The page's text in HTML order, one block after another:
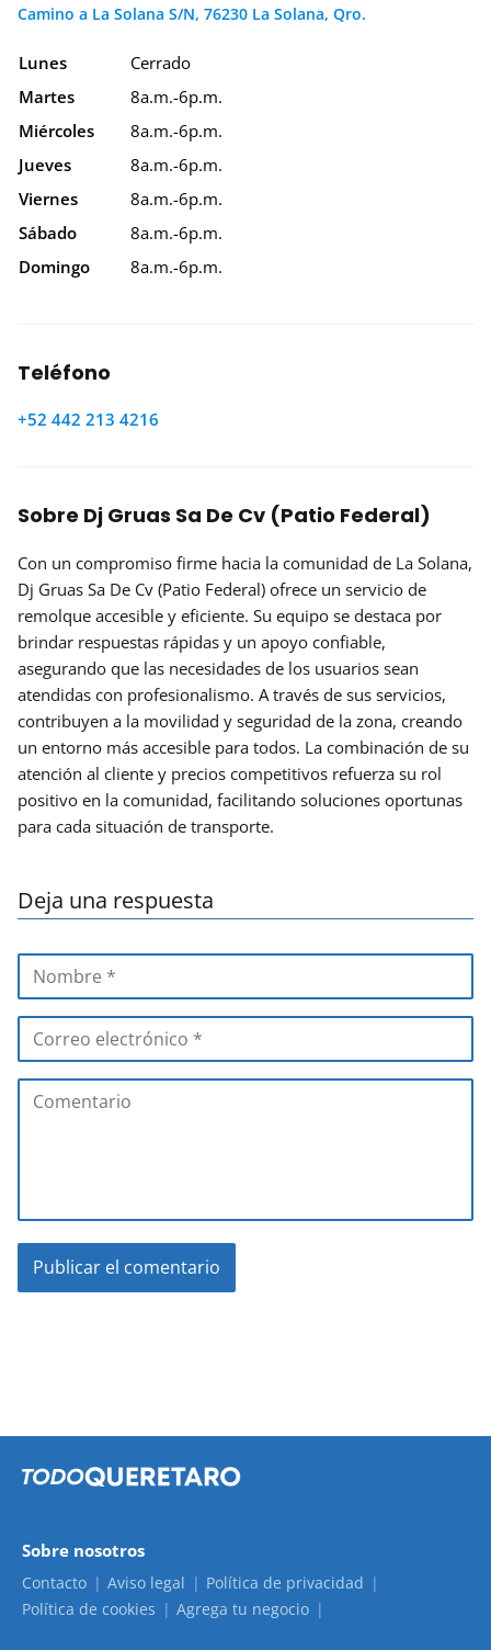
Camino a La Solana S/N, 76230 La Solana, Qro.
Lunes
Cerrado
Martes
8a.m.-6p.m.
Miércoles
8a.m.-6p.m.
Jueves
8a.m.-6p.m.
Viernes
8a.m.-6p.m.
Sábado
8a.m.-6p.m.
Domingo
8a.m.-6p.m.
Teléfono
+52 442 213 4216
Sobre Dj Gruas Sa De Cv (Patio Federal)
Con un compromiso firme hacia la comunidad de La Solana,
Dj Gruas Sa De Cv (Patio Federal) ofrece un servicio de
remolque accesible y eficiente. Su equipo se destaca por
brindar respuestas rápidas y un apoyo confiable,
asegurando que las necesidades de los usuarios sean
atendidas con profesionalismo. A través de sus servicios,
contribuyen a la movilidad y seguridad de la zona, creando
un entorno más accesible para todos. La combinación de su
atención al cliente y precios competitivos refuerza su rol
positivo en la comunidad, facilitando soluciones oportunas
para cada situación de transporte.
Deja una respuesta
Sobre nosotros
Contacto Aviso legal
Política de privacidad
Política de cookies
Agrega tu negocio